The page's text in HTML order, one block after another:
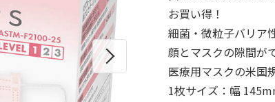
お買い得！
細菌・微粒子バリア
顔とマスクの隙間が
医療用マスクの米国
1枚サイズ：幅